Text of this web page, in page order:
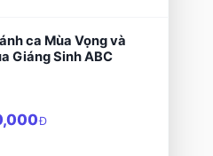
ca Mùa Vọng và
Giáng Sinh ABC
Đ